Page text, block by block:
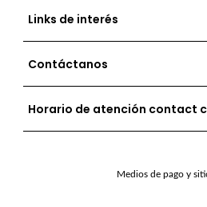
Links de interés
Contáctanos
Horario de atención contact
Medios de pago y